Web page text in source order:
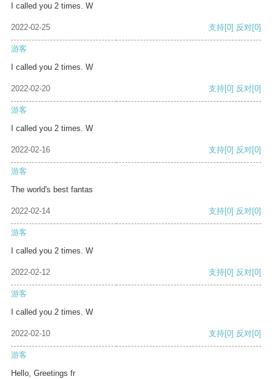
I called you 2 times. W
2022-02-25 支持[0] 反对[0]
游客
I called you 2 times. W
2022-02-20 支持[0] 反对[0]
游客
I called you 2 times. W
2022-02-16 支持[0] 反对[0]
游客
The world's best fantas
2022-02-14 支持[0] 反对[0]
游客
I called you 2 times. W
2022-02-12 支持[0] 反对[0]
游客
I called you 2 times. W
2022-02-10 支持[0] 反对[0]
游客
Hello, Greetings fr